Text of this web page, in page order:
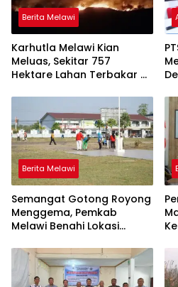
Berita Melawi
Karhutla Melawi Kian
Meluas, Sekitar 757
Hektare Lahan Terbakar di
Berita Melawi
Semangat Gotong Royong
Menggema, Pemkab
Melawi Benahi Lokasi